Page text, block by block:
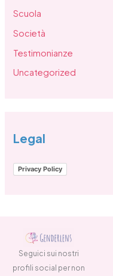
Scuola
Società
Testimonianze
Uncategorized
Legal
Privacy Policy
Seguici sui nostri
profili social per non